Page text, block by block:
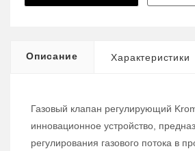
Описание Характеристики
Газовый клапан регулирующий
инновационное устройство,
регулирования газового потока в